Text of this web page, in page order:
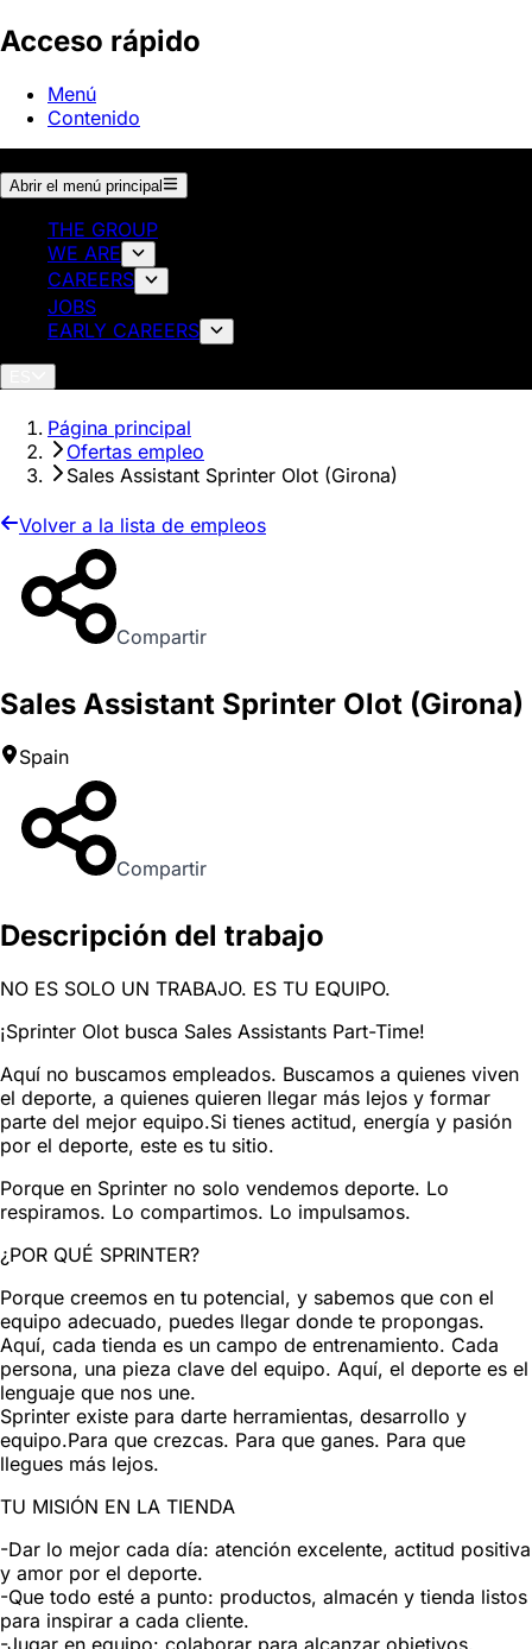
Acceso rápido
Menú
Contenido
Abrir el menú principal
THE GROUP
WE ARE
CAREERS
JOBS
EARLY CAREERS
Página principal
Ofertas empleo
Sales Assistant Sprinter Olot (Girona)
Volver a la lista de empleos
Compartir
Sales Assistant Sprinter Olot (Girona)
Spain
Compartir
Descripción del trabajo
NO ES SOLO UN TRABAJO. ES TU EQUIPO.
¡Sprinter Olot busca Sales Assistants Part-Time!
Aquí no buscamos empleados. Buscamos a quienes viven
el deporte, a quienes quieren llegar más lejos y formar
parte del mejor equipo.Si tienes actitud, energía y pasión
por el deporte, este es tu sitio.
Porque en Sprinter no solo vendemos deporte. Lo
respiramos. Lo compartimos. Lo impulsamos.
¿POR QUÉ SPRINTER?
Porque creemos en tu potencial, y sabemos que con el
equipo adecuado, puedes llegar donde te propongas.
Aquí, cada tienda es un campo de entrenamiento. Cada
persona, una pieza clave del equipo. Aquí, el deporte es el
lenguaje que nos une.
Sprinter existe para darte herramientas, desarrollo y
equipo.Para que crezcas. Para que ganes. Para que
llegues más lejos.
TU MISIÓN EN LA TIENDA
-Dar lo mejor cada día: atención excelente, actitud positiva
y amor por el deporte.
-Que todo esté a punto: productos, almacén y tienda listos
para inspirar a cada cliente.